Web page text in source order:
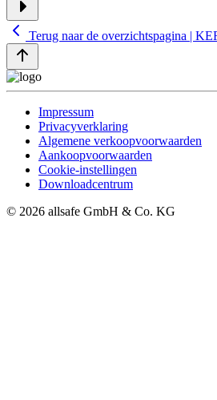
Terug naar de overzichtspagina |
Impressum
Privacyverklaring
Algemene verkoopvoorwaarden
Aankoopvoorwaarden
Cookie-instellingen
Downloadcentrum
© 2026 allsafe GmbH & Co. KG